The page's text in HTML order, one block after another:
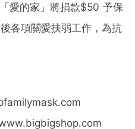
愛的家」將捐款$50 予保
各項關愛扶弱工作，為抗